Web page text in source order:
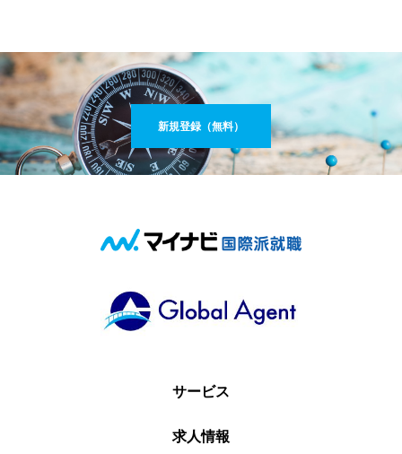
新規登録（無料）
サービス
求人情報